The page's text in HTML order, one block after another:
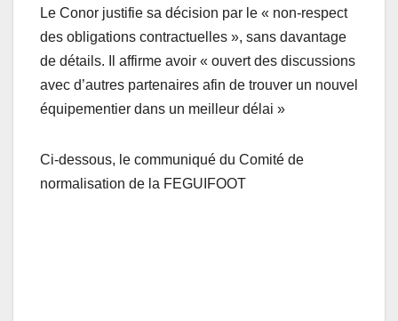
Le Conor justifie sa décision par le « non-respect
des obligations contractuelles », sans davantage
de détails. Il affirme avoir « ouvert des discussions
avec d’autres partenaires afin de trouver un nouvel
équipementier dans un meilleur délai »
Ci-dessous, le communiqué du Comité de
normalisation de la FEGUIFOOT